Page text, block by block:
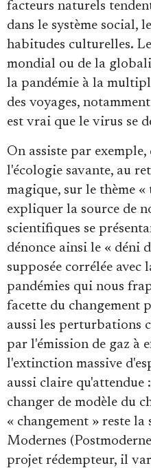
facteurs naturels
dans le système social,
habitudes culturelles.
mondial ou de la
la pandémie à la
des voyages,
est vrai que le virus se
On assiste par
l'écologie savante, au
magique, sur le thème
expliquer la source de
scientifiques se
dénonce ainsi le « déni
supposée corrélée avec
pandémies qui nous
facette du changement
aussi les perturbations
par l'émission de gaz à
l'extinction massive
aussi claire
changer de modèle du
« changement » reste
Modernes
projet rédempteur, il